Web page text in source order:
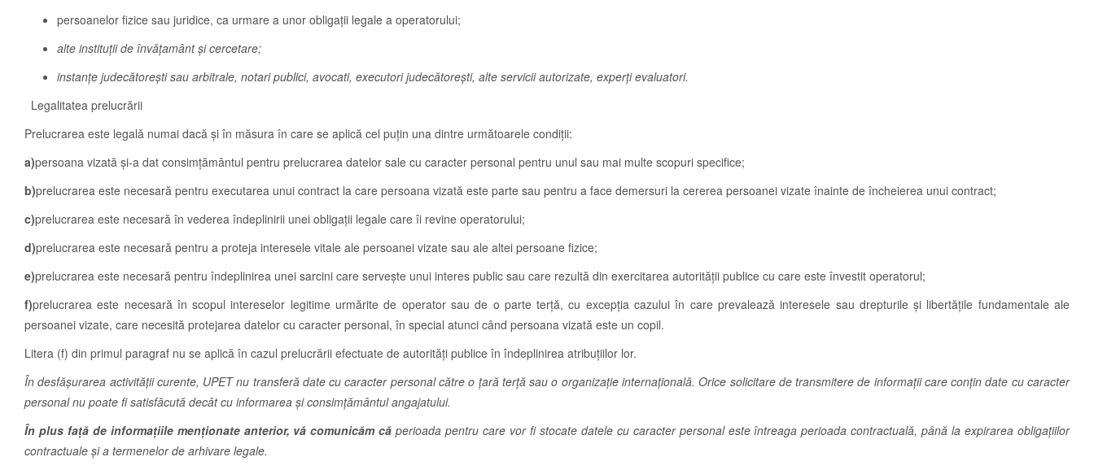
persoanelor fizice sau juridice, ca urmare a unor obligaţii legale a operatorului;
alte instituții de învățamânt și cercetare;
instanțe judecătorești sau arbitrale, notari publici, avocati, executori judecătorești, alte servicii autorizate, experți evaluatori.
Legalitatea prelucrării
Prelucrarea este legală numai dacă şi în măsura în care se aplică cel puţin una dintre următoarele condiţii:
a)persoana vizată şi-a dat consimţământul pentru prelucrarea datelor sale cu caracter personal pentru unul sau mai multe scopuri specifice;
b)prelucrarea este necesară pentru executarea unui contract la care persoana vizată este parte sau pentru a face demersuri la cererea persoanei vizate înainte de încheierea unui contract;
c)prelucrarea este necesară în vederea îndeplinirii unei obligaţii legale care îi revine operatorului;
d)prelucrarea este necesară pentru a proteja interesele vitale ale persoanei vizate sau ale altei persoane fizice;
e)prelucrarea este necesară pentru îndeplinirea unei sarcini care serveşte unui interes public sau care rezultă din exercitarea autorităţii publice cu care este învestit operatorul;
f)prelucrarea este necesară în scopul intereselor legitime urmărite de operator sau de o parte terţă, cu excepţia cazului în care prevalează interesele sau drepturile şi libertăţile fundamentale ale
persoanei vizate, care necesită protejarea datelor cu caracter personal, în special atunci când persoana vizată este un copil.
Litera (f) din primul paragraf nu se aplică în cazul prelucrării efectuate de autorităţi publice în îndeplinirea atribuţiilor lor.
În desfășurarea activității curente, UPET nu transferă date cu caracter personal către o țară terță sau o organizație internațională. Orice solicitare de transmitere de informații care conțin date cu caracter
personal nu poate fi satisfăcută decât cu informarea și consimțământul angajatului.
În plus față de informațiile menționate anterior, vă comunicăm căperioada pentru care vor fi stocate datele cu caracter personal este întreaga perioada contractuală, până la expirarea obligațiilor
contractuale și a termenelor de arhivare legale.